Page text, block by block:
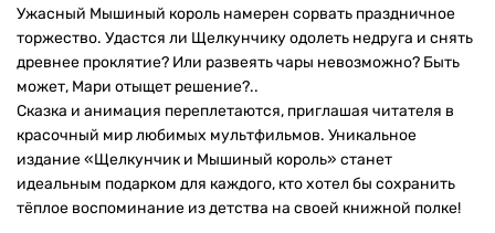
Ужасный Мышиный король намерен сорвать праздничное
торжество. Удастся ли Щелкунчику одолеть недруга и снять
древнее проклятие? Или развеять чары невозможно? Быть
может, Мари отыщет решение?..
Сказка и анимация переплетаются, приглашая читателя в
красочный мир любимых мультфильмов. Уникальное
издание «Щелкунчик и Мышиный король» станет
идеальным подарком для каждого, кто хотел бы сохранить
тёплое воспоминание из детства на своей книжной полке!